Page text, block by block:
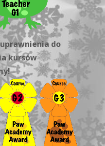
do
kursów